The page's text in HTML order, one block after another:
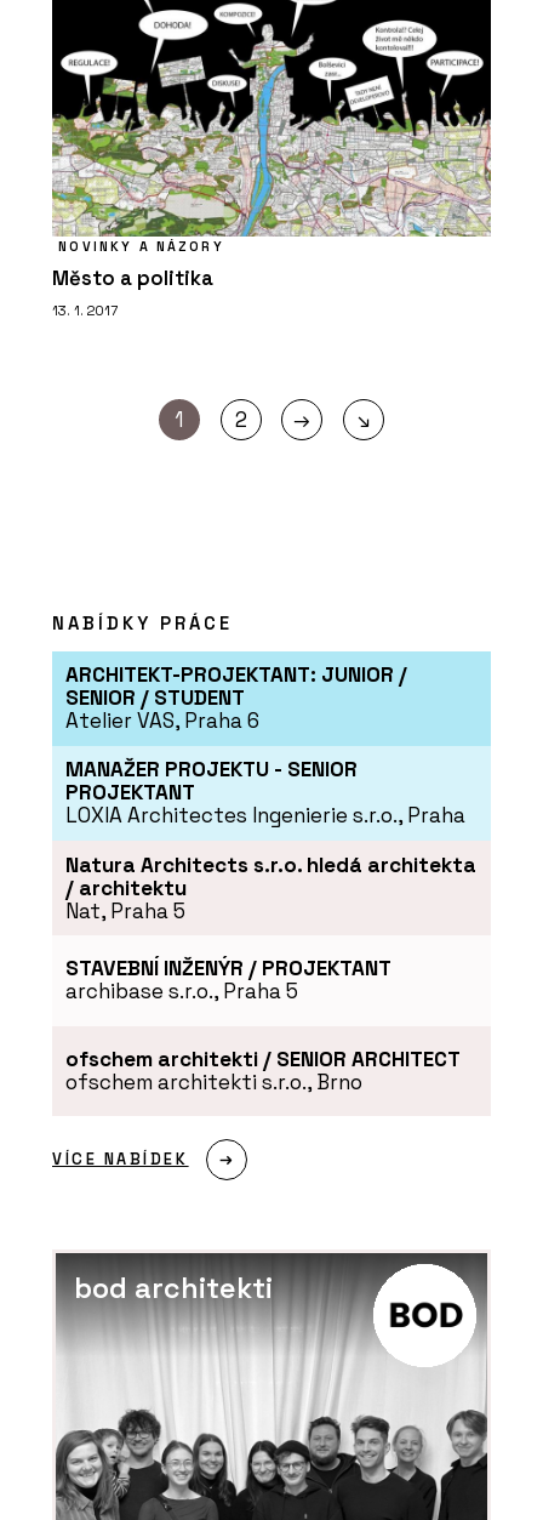
NOVINKY A NÁZORY
Město a politika
13. 1. 2017
1 2 → ↘
NABÍDKY PRÁCE
ARCHITEKT-PROJEKTANT: JUNIOR /
SENIOR / STUDENT
Atelier VAS, Praha 6
MANAŽER PROJEKTU - SENIOR
PROJEKTANT
LOXIA Architectes Ingenierie s.r.o., Praha
Natura Architects s.r.o. hledá architekta
/ architektu
Nat, Praha 5
STAVEBNÍ INŽENÝR / PROJEKTANT
archibase s.r.o., Praha 5
ofschem architekti / SENIOR ARCHITECT
ofschem architekti s.r.o., Brno
VÍCE NABÍDEK
bod architekti